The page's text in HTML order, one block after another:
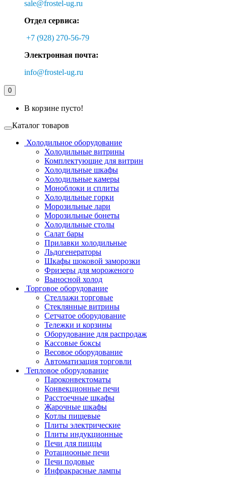
sale@frostel-ug.ru
Отдел сервиса:
+7 (928) 270-56-79
Электронная почта:
info@frostel-ug.ru
0
В корзине пусто!
Каталог товаров
Холодильное оборудование
Холодильные витрины
Комплектующие для витрин
Холодильные шкафы
Холодильные камеры
Моноблоки и сплиты
Холодильные горки
Морозильные лари
Морозильные бонеты
Холодильные столы
Салат бары
Прилавки холодильные
Льдогенераторы
Шкафы шоковой заморозки
Фризеры для мороженого
Выносной холод
Торговое оборудование
Стеллажи торговые
Стеклянные витрины
Сетчатое оборудование
Тележки и корзины
Оборудование для распродаж
Кассовые боксы
Весовое оборудование
Автоматизация торговли
Тепловое оборудование
Пароконвектоматы
Конвекционные печи
Расстоечные шкафы
Жарочные шкафы
Котлы пищевые
Плиты электрические
Плиты индукционные
Печи для пиццы
Ротациооные печи
Печи подовые
Инфракрасные лампы